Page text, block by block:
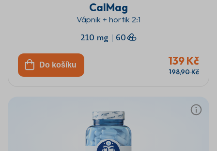
CalMag
Vápnik + hortik 2:1
210 mg | 60
Do košíku 139 Kč
198,90 Kč